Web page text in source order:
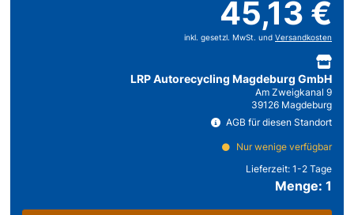
45,13 €
inkl. gesetzl. MwSt. und Versandkosten
LRP Autorecycling Magdeburg GmbH
Am Zweigkanal 9
39126 Magdeburg
AGB für diesen Standort
Nur wenige verfügbar
Lieferzeit: 1-2 Tage
Menge: 1